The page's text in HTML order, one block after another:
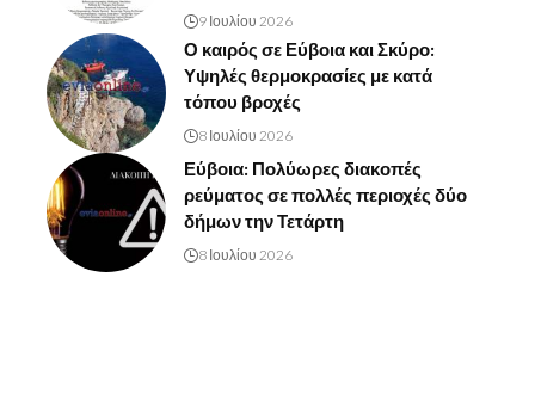
9 Ιουλίου 2026
Ο καιρός σε Εύβοια και Σκύρο:
Υψηλές θερμοκρασίες με κατά
τόπου βροχές
8 Ιουλίου 2026
Εύβοια: Πολύωρες διακοπές
ρεύματος σε πολλές περιοχές δύο
δήμων την Τετάρτη
8 Ιουλίου 2026